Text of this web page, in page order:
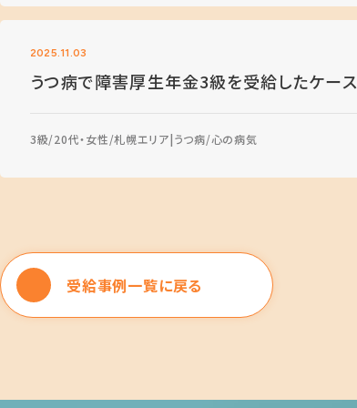
2025.11.03
うつ病で障害厚生年金3級を受給したケース
3級 20代・女性 札幌エリア うつ病 心の病気
受給事例一覧に戻る